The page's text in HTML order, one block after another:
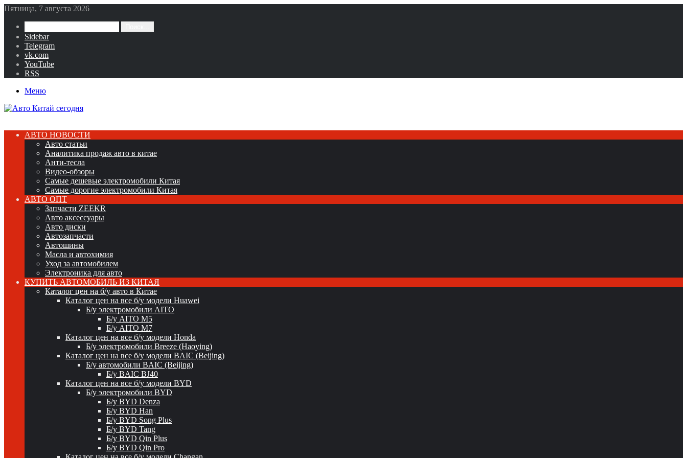
Пятница, 7 августа 2026
Sidebar
Telegram
vk.com
YouTube
RSS
Меню
АВТО НОВОСТИ
Авто статьи
Аналитика продаж авто в китае
Анти-тесла
Видео-обзоры
Самые дешевые электромобили Китая
Самые дорогие электромобили Китая
АВТО ОПТ
Запчасти ZEEKR
Авто аксессуары
Авто диски
Автозапчасти
Автошины
Масла и автохимия
Уход за автомобилем
Электроника для авто
КУПИТЬ АВТОМОБИЛЬ ИЗ КИТАЯ
Каталог цен на б/у авто в Китае
Каталог цен на все б/у модели Huawei
Б/у электромобили AITO
Б/у AITO M5
Б/у AITO M7
Каталог цен на все б/у модели Honda
Б/у электромобили Breeze (Haoying)
Каталог цен на все б/у модели BAIC (Beijing)
Б/у автомобили BAIC (Beijing)
Б/у BAIC BJ40
Каталог цен на все б/у модели BYD
Б/у электромобили BYD
Б/у BYD Denza
Б/у BYD Han
Б/у BYD Song Plus
Б/у BYD Tang
Б/у BYD Qin Plus
Б/у BYD Qin Pro